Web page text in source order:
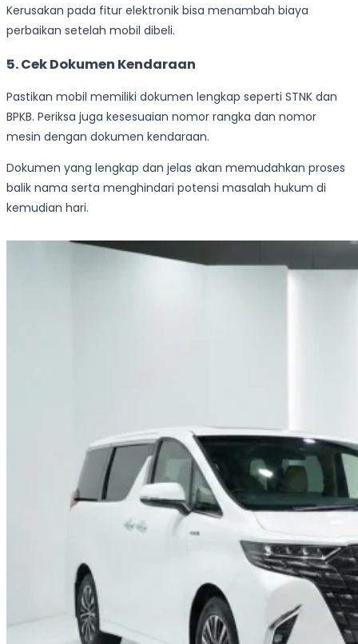
Kerusakan pada fitur elektronik bisa menambah biaya
perbaikan setelah mobil dibeli.
5. Cek Dokumen Kendaraan
Pastikan mobil memiliki dokumen lengkap seperti STNK dan
BPKB. Periksa juga kesesuaian nomor rangka dan nomor
mesin dengan dokumen kendaraan.
Dokumen yang lengkap dan jelas akan memudahkan proses
balik nama serta menghindari potensi masalah hukum di
kemudian hari.